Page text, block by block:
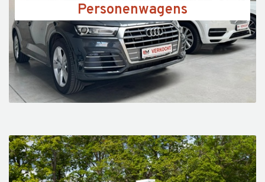
Personenwagens